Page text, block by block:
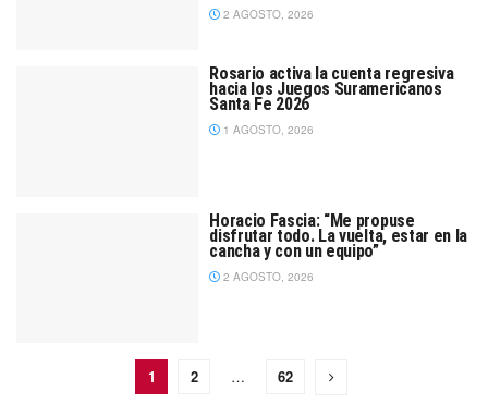
2 AGOSTO, 2026
Rosario activa la cuenta regresiva
hacia los Juegos Suramericanos
Santa Fe 2026
1 AGOSTO, 2026
Horacio Fascia: “Me propuse
disfrutar todo. La vuelta, estar en la
cancha y con un equipo”
2 AGOSTO, 2026
1 2 … 62